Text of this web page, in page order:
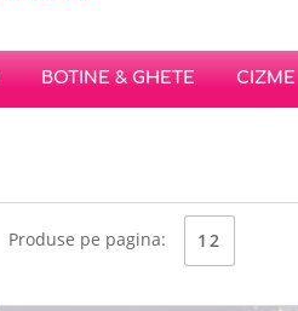
BOTINE & GHETE CIZME
Produse pe pagina: 12